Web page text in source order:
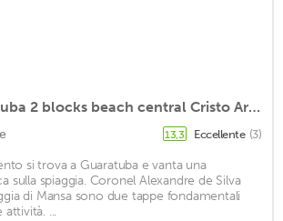
Apto 31 Guaratuba 2 blocks beach central Cristo Ar cond, Wi-fi Churrasq. Garage
13,3 Eccellente (3)
si trova a Guaratuba e vanta una
sulla spiaggia. Coronel Alexandre de Silva
di Mansa sono due tappe fondamentali
attività. ...